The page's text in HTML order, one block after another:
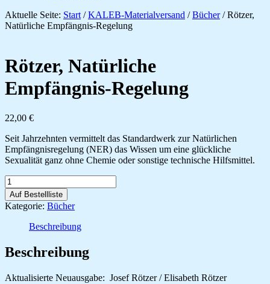
Aktuelle Seite: Start / KALEB-Materialversand / Bücher /Rötzer,
Natürliche Empfängnis-Regelung
Rötzer, Natürliche
Empfängnis-Regelung
22,00 €
Seit Jahrzehnten vermittelt das Standardwerk zur Natürlichen
Empfängnisregelung (NER) das Wissen um eine glückliche
Sexualität ganz ohne Chemie oder sonstige technische Hilfsmittel.
Rötzer,
Natürliche
Empfängnis-
Regelung
Menge
Auf Bestellliste
Kategorie: Bücher
Beschreibung
Beschreibung
Aktualisierte Neuausgabe: Josef Rötzer / Elisabeth Rötzer